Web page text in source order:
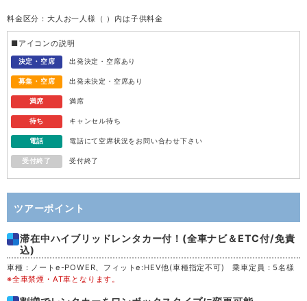
水 12
木 13
金 14
日 16
月 17
火 18
水 19
料金区分：大人お一人様（ ）内は子供料金
■アイコンの説明
決定・空席 出発決定・空席あり
募集・空席 出発未決定・空席あり
満席 満席
待ち キャンセル待ち
電話 電話にて空席状況をお問い合わせ下さい
受付終了 受付終了
ツアーポイント
滞在中ハイブリッドレンタカー付！(全車ナビ＆ETC付/免責
込)
車種：ノートe-POWER、フィットe:HEV他(車種指定不可) 乗車定員：5名様
※全車禁煙・AT車となります。